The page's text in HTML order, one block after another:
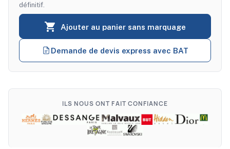
 Ajouter au panier sans marquage
définitif.
Demande de devis express avec BAT
ILS NOUS ONT FAIT CONFIANCE